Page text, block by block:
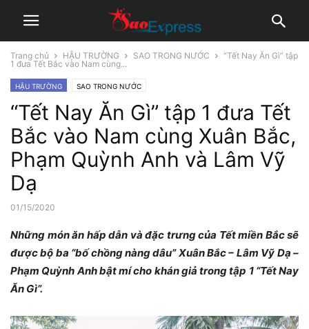
Trang chủ HẬU TRƯỜNG SAO TRONG NƯỚC
“Tết Nay Ăn Gì” tập
1 đưa Tết Bắc vào Nam cùng...
HẬU TRƯỜNG SAO TRONG NƯỚC
“Tết Nay Ăn Gì” tập 1 đưa Tết
Bắc vào Nam cùng Xuân Bắc,
Phạm Quỳnh Anh và Lâm Vỹ
Dạ
01/15/2020
Những món ăn hấp dẫn và đặc trưng của Tết miền Bắc sẽ
được bộ ba “bố chồng nàng dâu” Xuân Bắc – Lâm Vỹ Dạ –
Phạm Quỳnh Anh bật mí cho khán giả trong tập 1 “Tết Nay
Ăn Gì”.